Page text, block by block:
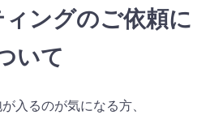
ングのご依頼に
いて
入るのが気になる方、